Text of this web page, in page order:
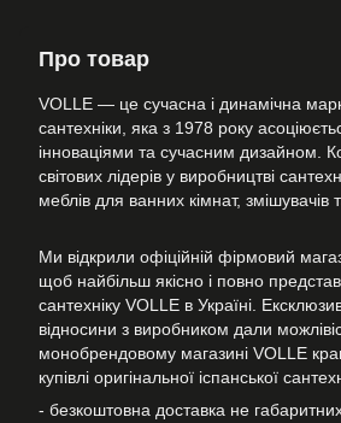
Про товар
VOLLE — це сучасна і динамічна
сантехніки, яка з 1978 року
інноваціями та сучасним дизайном.
світових лідерів у виробництві
меблів для ванних кімнат, змішувачів
Ми відкрили офіційній фірмовий
щоб найбільш якісно і повно
сантехніку VOLLE в Україні.
відносини з виробником дали
монобрендовому магазині VOLLE
купівлі оригінальної іспанської
- безкоштовна доставка не